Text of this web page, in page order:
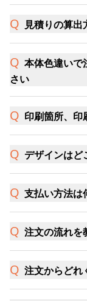
見積りの算
本体色違いで
さい
印刷箇所、印
デザインはど
支払い方法は
注文の流れを
注文からどれ